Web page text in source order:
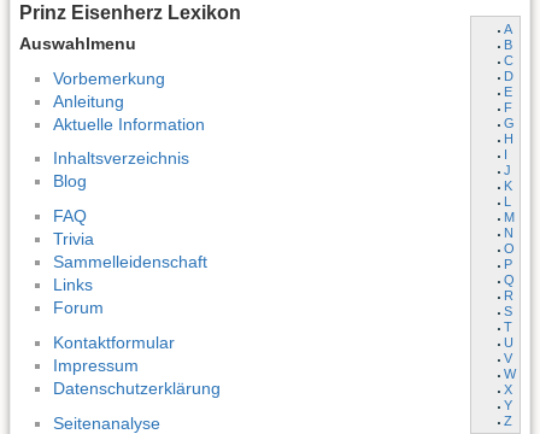
Prinz Eisenherz Lexikon
Auswahlmenu
A
B
C
D
E
F
G
H
I
J
K
L
M
N
O
P
Q
R
S
T
U
V
W
X
Y
Z
Vorbemerkung
Anleitung
Aktuelle Information
Inhaltsverzeichnis
Blog
FAQ
Trivia
Sammelleidenschaft
Links
Forum
Kontaktformular
Impressum
Datenschutzerklärung
Seitenanalyse